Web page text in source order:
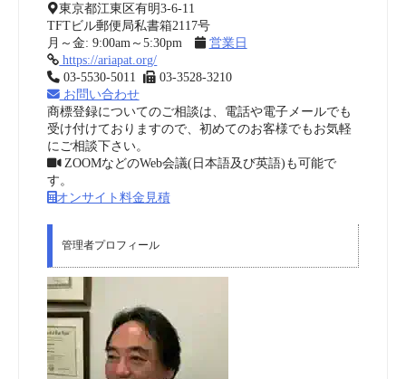
東京都江東区有明3-6-11
TFTビル郵便局私書箱2117号
月～金: 9:00am～5:30pm
営業日
https://ariapat.org/
03-5530-5011
03-3528-3210
お問い合わせ
商標登録についてのご相談は、電話や電子メールでも
受け付けておりますので、初めてのお客様でもお気軽
にご相談下さい。
ZOOMなどのWeb会議(日本語及び英語)も可能で
す。
オンサイト料金見積
管理者プロフィール